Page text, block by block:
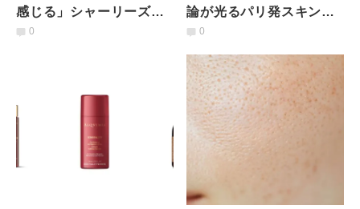
感じる」シャーリーズ・
セロン（50歳）が絶賛！
0
論が光るパリ発スキンケ
ア「BIOLOGIQUE
0